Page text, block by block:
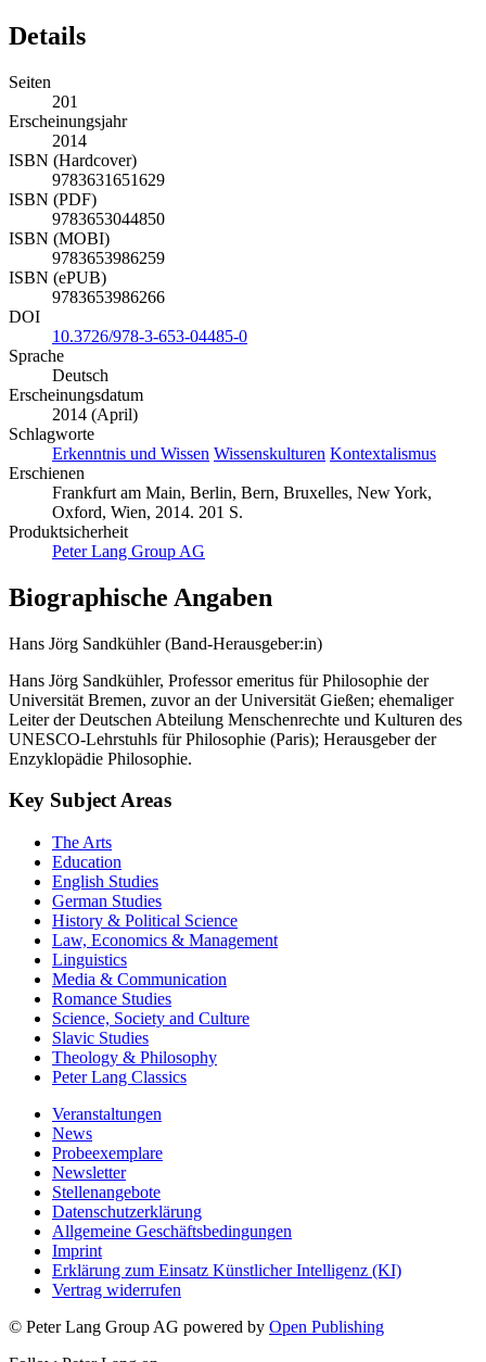
Details
Seiten
201
Erscheinungsjahr
2014
ISBN (Hardcover)
9783631651629
ISBN (PDF)
9783653044850
ISBN (MOBI)
9783653986259
ISBN (ePUB)
9783653986266
DOI
10.3726/978-3-653-04485-0
Sprache
Deutsch
Erscheinungsdatum
2014 (April)
Schlagworte
Erkenntnis und Wissen Wissenskulturen Kontextalismus
Erschienen
Frankfurt am Main, Berlin, Bern, Bruxelles, New York,
Oxford, Wien, 2014. 201 S.
Produktsicherheit
Peter Lang Group AG
Biographische Angaben
Hans Jörg Sandkühler (Band-Herausgeber:in)
Hans Jörg Sandkühler, Professor emeritus für Philosophie der
Universität Bremen, zuvor an der Universität Gießen; ehemaliger
Leiter der Deutschen Abteilung Menschenrechte und Kulturen des
UNESCO-Lehrstuhls für Philosophie (Paris); Herausgeber der
Enzyklopädie Philosophie.
Key Subject Areas
The Arts
Education
English Studies
German Studies
History & Political Science
Law, Economics & Management
Linguistics
Media & Communication
Romance Studies
Science, Society and Culture
Slavic Studies
Theology & Philosophy
Peter Lang Classics
Veranstaltungen
News
Probeexemplare
Newsletter
Stellenangebote
Datenschutzerklärung
Allgemeine Geschäftsbedingungen
Imprint
Erklärung zum Einsatz Künstlicher Intelligenz (KI)
Vertrag widerrufen
© Peter Lang Group AG powered by Open Publishing